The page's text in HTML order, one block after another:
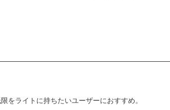
をライトに持ちたいユーザーにおすすめ。